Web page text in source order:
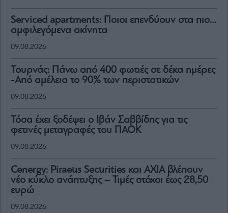
Serviced apartments: Ποιοι επενδύουν στα πιο…
αμφιλεγόμενα ακίνητα
09.08.2026
Τουρνάς: Πάνω από 400 φωτιές σε δέκα ημέρες
-Από αμέλεια το 90% των περιστατικών
09.08.2026
Τόσα έχει ξοδέψει ο Ιβάν Σαββίδης για τις
φετινές μεταγραφές του ΠΑΟΚ
09.08.2026
Cenergy: Piraeus Securities και AXIA βλέπουν
νέο κύκλο ανάπτυξης – Τιμές στόχοι έως 28,50
ευρώ
09.08.2026